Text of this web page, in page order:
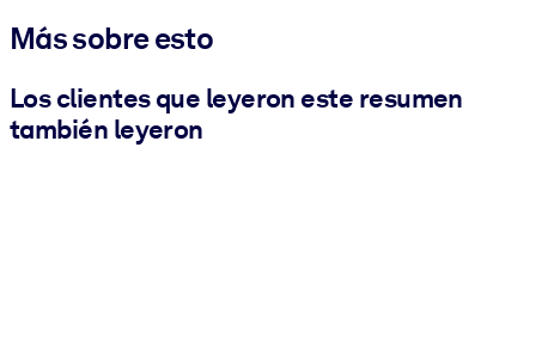
Más sobre esto
Los clientes que leyeron este resumen
también leyeron